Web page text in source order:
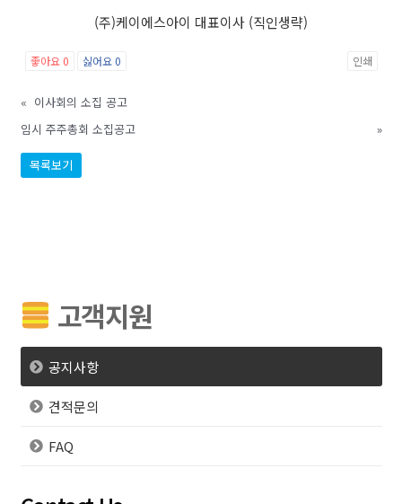
(주)케이에스아이 대표이사 (직인생략)
좋아요 0 싫어요0 인쇄
« 이사회의 소집 공고
임시 주주총회 소집공고
»
목록보기
고객지원
공지사항
견적문의
FAQ